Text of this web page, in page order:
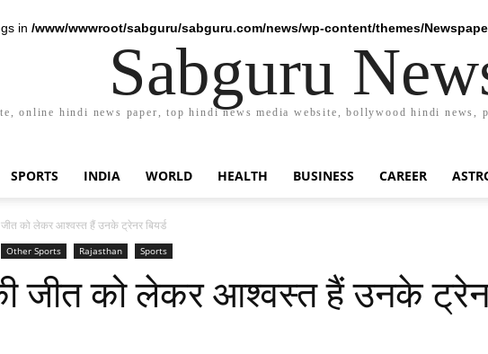
in /www/wwwroot/sabguru/sabguru.com/news/wp-content/themes/
Sabguru
online hindi news paper, top hindi news media website, bollywood hindi
SPORTS INDIA WORLD HEALTH BUSINESS CAREER
जीत को लेकर आश्वस्त हैं उनके ट्रेनर बियर्ड
Other Sports Rajasthan Sports
जीत को लेकर आश्वस्त हैं उनके